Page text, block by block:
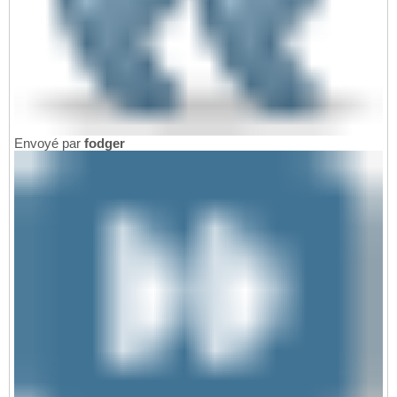
Envoyé par fodger